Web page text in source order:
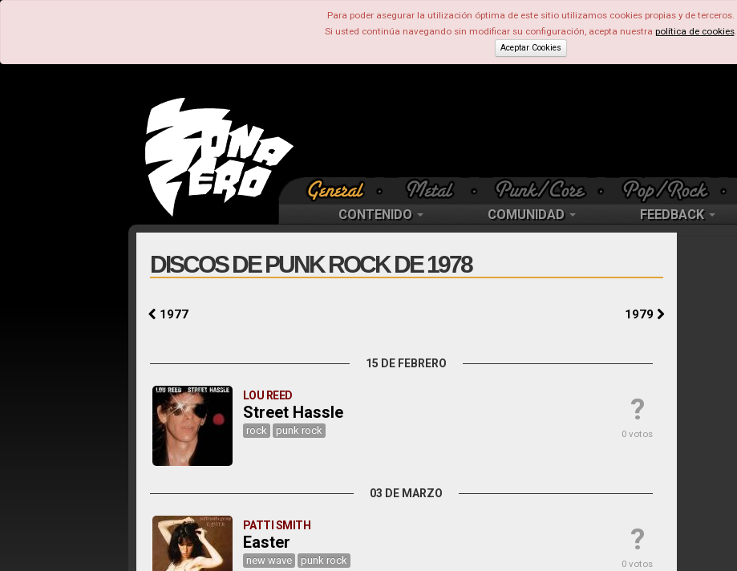
Para poder asegurar la utilización óptima de este sitio utilizamos cookies propias y de terceros.
Si usted continúa navegando sin modificar su configuración, acepta nuestra política de cookies.
Aceptar Cookies
CONTENIDO COMUNIDAD FEEDBACK
DISCOS DE PUNK ROCK DE 1978
1977 1979
15 DE FEBRERO
?
0 votos
LOU REED
Street Hassle
rock punk rock
03 DE MARZO
?
0 votos
PATTI SMITH
Easter
new wave punk rock